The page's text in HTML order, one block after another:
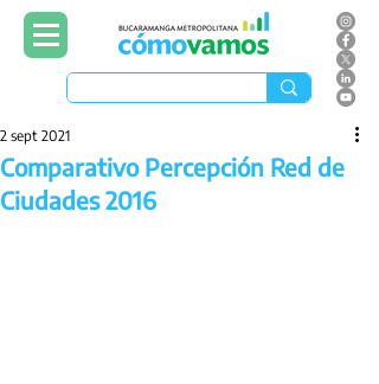
Comparativo Percepción Red de
Ciudades 2016
2 sept 2021